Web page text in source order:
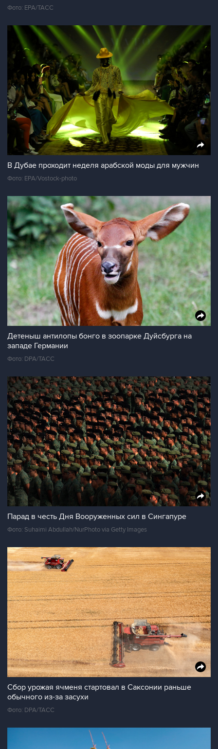
Фото: ЕРА/ТАСС
В Дубае проходит неделя арабской моды для мужчин
Фото: EPA/Vostock-photo
Детеныш антилопы бонго в зоопарке Дуйсбурга на
западе Германии
Фото: DPA/ТАСС
Парад в честь Дня Вооруженных сил в Сингапуре
Фото: Suhaimi Abdullah/NurPhoto via Getty Images
Сбор урожая ячменя стартовал в Саксонии раньше
обычного из-за засухи
Фото: DPA/ТАСС